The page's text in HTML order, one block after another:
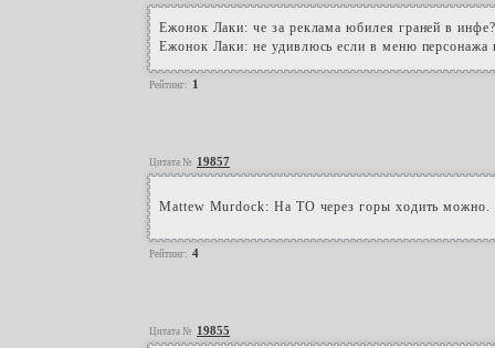
Ежонок Лаки: че за реклама юбилея граней в инфе?
Ежонок Лаки: не удивлюсь если в меню персонажа
Рейтинг: 1
Цитата № 19857
Mattew Murdock: На ТО через горы ходить
Рейтинг: 4
Цитата № 19855